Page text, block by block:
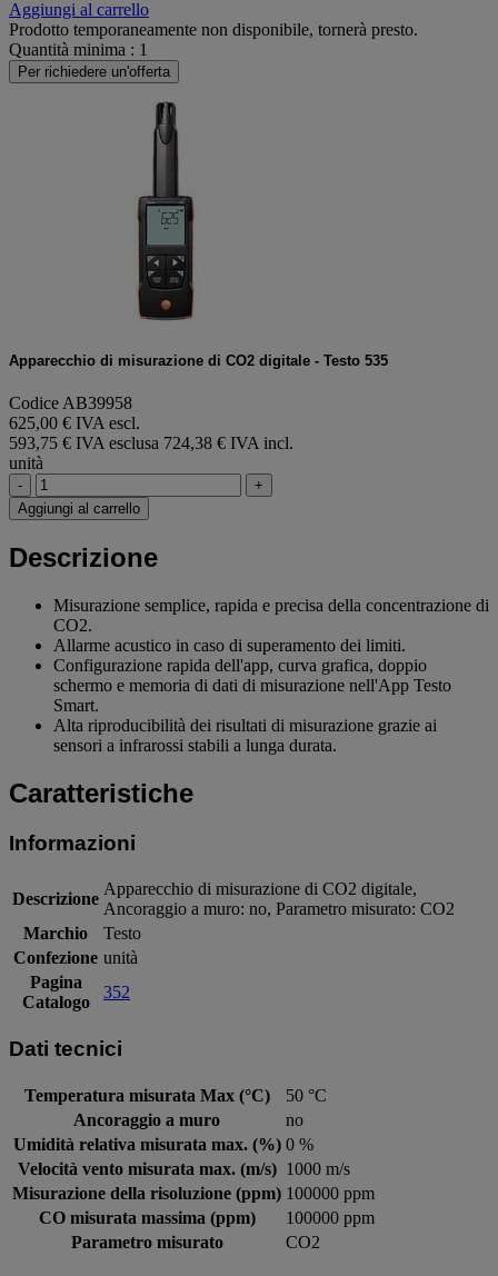
Aggiungi al carrello
Prodotto temporaneamente non disponibile, tornerà presto.
Quantità minima : 1
Per richiedere un'offerta
Apparecchio di misurazione di CO2 digitale - Testo 535
Codice AB39958
625,00 € IVA escl.
593,75 € IVA esclusa 724,38 € IVA incl.
unità
-
+
Aggiungi al carrello
Descrizione
Misurazione semplice, rapida e precisa della concentrazione di
CO2.
Allarme acustico in caso di superamento dei limiti.
Configurazione rapida dell'app, curva grafica, doppio
schermo e memoria di dati di misurazione nell'App Testo
Smart.
Alta riproducibilità dei risultati di misurazione grazie ai
sensori a infrarossi stabili a lunga durata.
Caratteristiche
Informazioni
Descrizione
Apparecchio di misurazione di CO2 digitale,
Ancoraggio a muro: no, Parametro misurato: CO2
Marchio
Testo
Confezione unità
Pagina
Catalogo
352
Dati tecnici
Temperatura misurata Max (°C)
50 °C
Ancoraggio a muro
no
Umidità relativa misurata max. (%) 0 %
Velocità vento misurata max. (m/s) 1000 m/s
Misurazione della risoluzione (ppm) 100000 ppm
CO misurata massima (ppm)
100000 ppm
Parametro misurato
CO2